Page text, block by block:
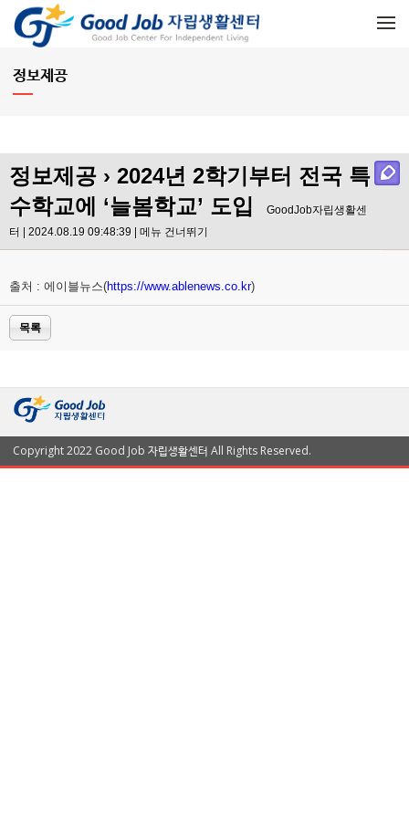
메뉴 건너뛰기
정보제공
정보제공 › 2024년 2학기부터 전국 특
수학교에 ‘늘봄학교’ 도입
GoodJob자립생활센
터 | 2024.08.19 09:48:39 | 메뉴 건너뛰기
출처 : 에이블뉴스(https://www.ablenews.co.kr)
목록
Copyright 2022 Good Job 자립생활센터 All Rights Reserved.